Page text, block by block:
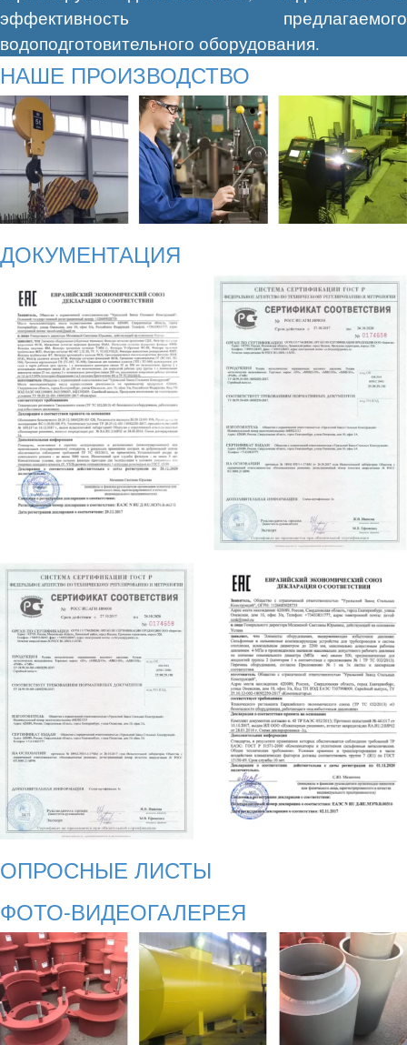
эффективность предлагаемого
водоподготовительного оборудования.
НАШЕ ПРОИЗВОДСТВО
ДОКУМЕНТАЦИЯ
ОПРОСНЫЕ ЛИСТЫ
ФОТО-ВИДЕОГАЛЕРЕЯ